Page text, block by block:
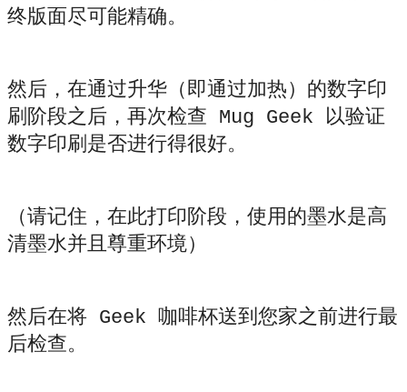
终版面尽可能精确。
然后，在通过升华（即通过加热）的数字印
刷阶段之后，再次检查 Mug Geek 以验证
数字印刷是否进行得很好。
（请记住，在此打印阶段，使用的墨水是高
清墨水并且尊重环境）
然后在将 Geek 咖啡杯送到您家之前进行最
后检查。